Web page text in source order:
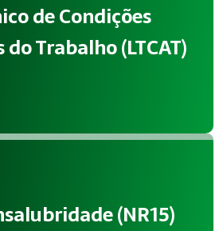
de Condições
Trabalho (LTCAT)
(NR15)